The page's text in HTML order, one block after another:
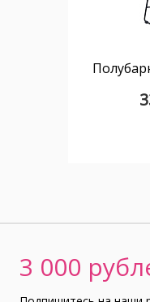
3 000